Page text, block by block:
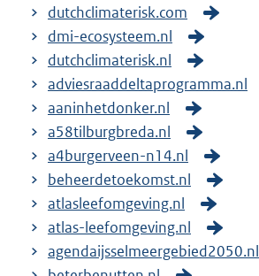
dutchclimaterisk.com
dmi-ecosysteem.nl
dutchclimaterisk.nl
adviesraaddeltaprogramma.nl
aaninhetdonker.nl
a58tilburgbreda.nl
a4burgerveen-n14.nl
beheerdetoekomst.nl
atlasleefomgeving.nl
atlas-leefomgeving.nl
agendaijsselmeergebied2050.nl